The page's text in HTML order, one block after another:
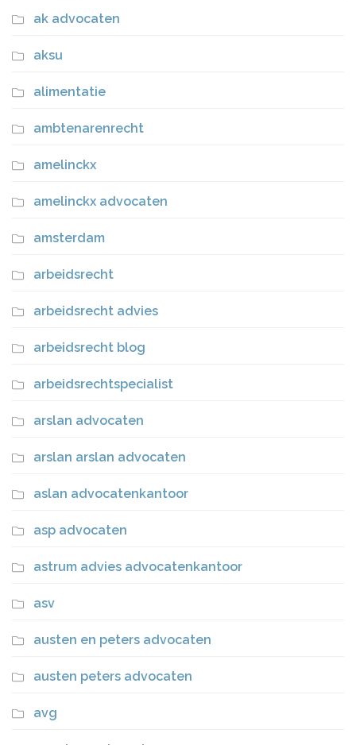
ak advocaten
aksu
alimentatie
ambtenarenrecht
amelinckx
amelinckx advocaten
amsterdam
arbeidsrecht
arbeidsrecht advies
arbeidsrecht blog
arbeidsrechtspecialist
arslan advocaten
arslan arslan advocaten
aslan advocatenkantoor
asp advocaten
astrum advies advocatenkantoor
asv
austen en peters advocaten
austen peters advocaten
avg